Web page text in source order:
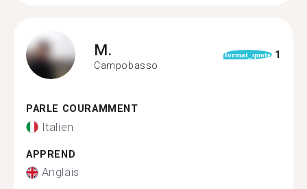
M.
Campobasso
format_quote 1
PARLE COURAMMENT
Italien
APPREND
Anglais